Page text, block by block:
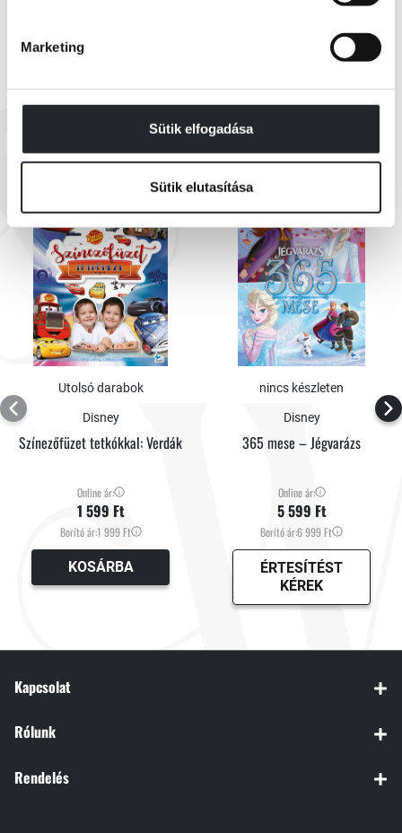
Marketing
Sütik elfogadása
Sütik elutasítása
EZEK IS ÉRDEKELHETNEK
Utolsó darabok
Disney
Színezőfüzet tetkókkal: Verdák
Online ár:
1 599 Ft
Borító ár:1 999 Ft
KOSÁRBA
nincs készleten
Disney
365 mese – Jégvarázs
Online ár:
5 599 Ft
Borító ár:6 999 Ft
ÉRTESÍTÉST
KÉREK
Kapcsolat
Rólunk
Rendelés